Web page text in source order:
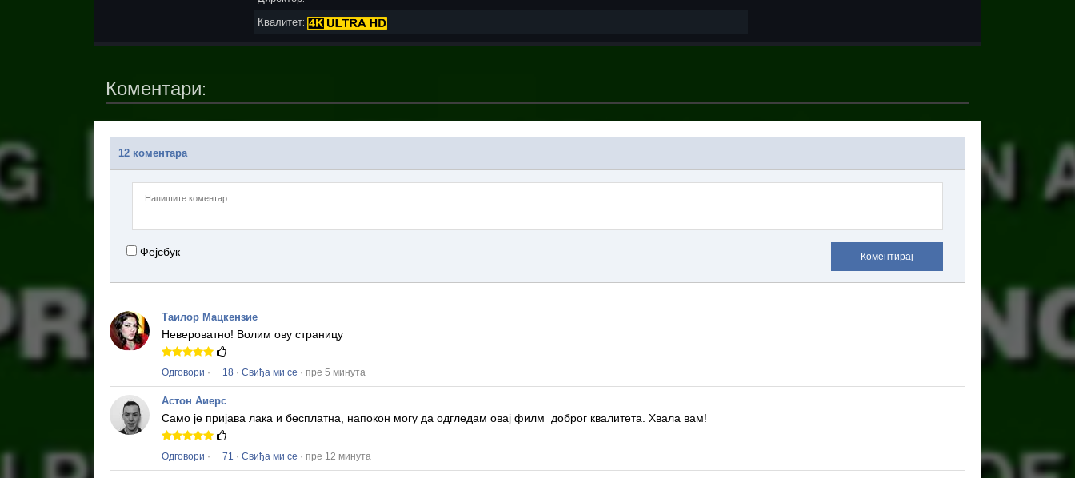
Квалитет:
Коментари:
12 коментара
Фејсбук Коментирај
Таилор Мацкензие
Невероватно! Волим ову страницу
Одговори · 18 · Свиђа ми се · пре 5 минута
Астон Аиерс
Само је пријава лака и бесплатна, напокон могу да одгледам овај филм доброг квалитета. Хвала вам!
Одговори · 71 · Свиђа ми се · пре 12 минута